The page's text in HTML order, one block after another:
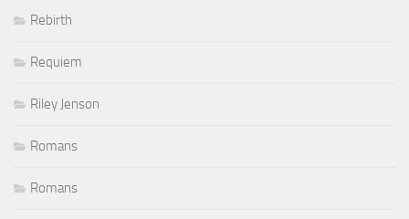
Rebirth
Requiem
Riley Jenson
Romans
Romans